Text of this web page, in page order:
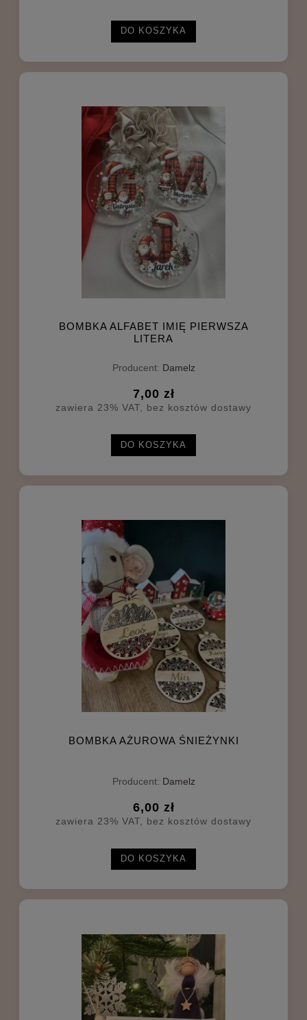
DO KOSZYKA
BOMBKA ALFABET IMIĘ PIERWSZA
LITERA
Producent: Damelz
7,00 zł
zawiera 23% VAT, bez kosztów dostawy
DO KOSZYKA
BOMBKA AŻUROWA ŚNIEŻYNKI
Producent: Damelz
6,00 zł
zawiera 23% VAT, bez kosztów dostawy
DO KOSZYKA